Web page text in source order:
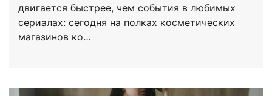
двигается быстрее, чем события в любимых
сериалах: сегодня на полках косметических
магазинов ко…